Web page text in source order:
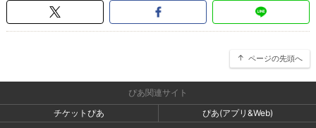
ページの先頭へ
ぴあ関連サイト
チケットぴあ
ぴあ(アプリ&Web)